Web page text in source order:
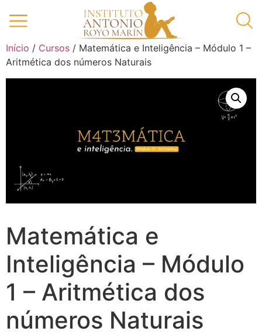
Início / Cursos / Matemática e Inteligência – Módulo 1 –
Aritmética dos números Naturais
Matemática e
Inteligência – Módulo
1 – Aritmética dos
números Naturais